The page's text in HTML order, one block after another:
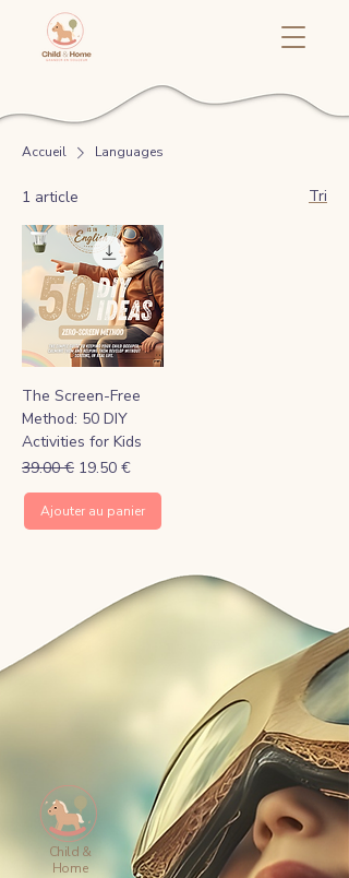
Accueil Languages
1 article Tri
The Screen-Free
Method: 50 DIY
Activities for Kids
Prix original
39.00 € Prix promotionnel
19.50 €
Ajouter au panier
Child &
Home